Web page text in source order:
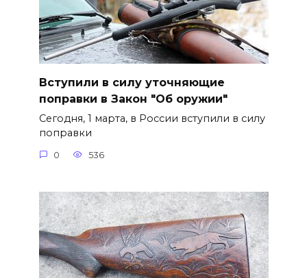
Вступили в силу уточняющие
поправки в Закон "Об оружии"
Сегодня, 1 марта, в России вступили в силу
поправки
0 536